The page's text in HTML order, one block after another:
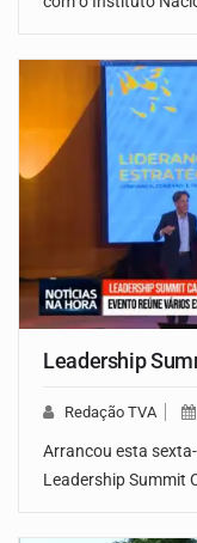
Leadership
Redação TVA
Arrancou esta
Leadership Summit